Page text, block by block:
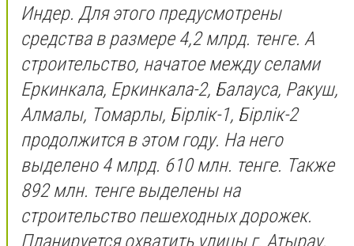
Индер. Для этого предусмотрены
средства в размере 4,2 млрд. тенге. А
строительство, начатое между селами
Еркинкала, Еркинкала-2, Балауса, Ракуш,
Алмалы, Томарлы, Бірлік-1, Бірлік-2
продолжится в этом году. На него
выделено 4 млрд. 610 млн. тенге. Также
892 млн. тенге выделены на
строительство пешеходных дорожек.
Планируется охватить улицы г. Атырау,